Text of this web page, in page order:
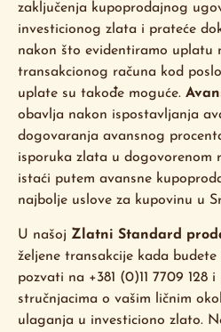
zaključenja kupoprodajnog
investicionog zlata i prateće
nakon što evidentiramo uplatu
transakcionog računa kod
uplate su takođe moguće.
obavlja nakon ispostavljanja
dogovaranja avansnog
isporuka zlata u dogovorenom
istaći putem avansne
najbolje uslove za kupovinu u
U našoj Zlatni Standard
željene transakcije kada
pozvati na +381 (0)11 7709 128
stručnjacima o vašim ličnim
ulaganja u investiciono zlato.